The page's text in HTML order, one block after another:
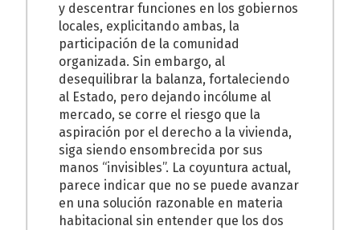
y descentrar funciones en los gobiernos
locales, explicitando ambas, la
participación de la comunidad
organizada. Sin embargo, al
desequilibrar la balanza, fortaleciendo
al Estado, pero dejando incólume al
mercado, se corre el riesgo que la
aspiración por el derecho a la vivienda,
siga siendo ensombrecida por sus
manos “invisibles”. La coyuntura actual,
parece indicar que no se puede avanzar
en una solución razonable en materia
habitacional sin entender que los dos